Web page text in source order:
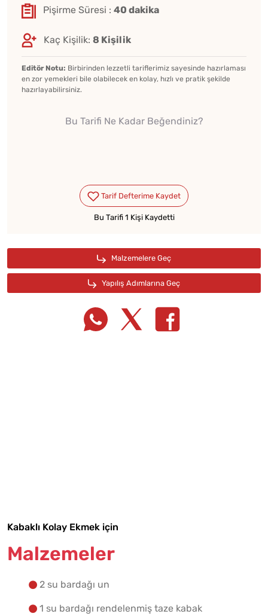
Pişirme Süresi : 40 dakika
Kaç Kişilik: 8 Kişilik
Editör Notu: Birbirinden lezzetli tariflerimiz sayesinde hazırlaması
en zor yemekleri bile olabilecek en kolay, hızlı ve pratik şekilde
hazırlayabilirsiniz.
Bu Tarifi Ne Kadar Beğendiniz?
Bu Tarifi 1 Kişi Kaydetti
Kabaklı Kolay Ekmek için
Malzemeler
2 su bardağı un
1 su bardağı rendelenmiş taze kabak